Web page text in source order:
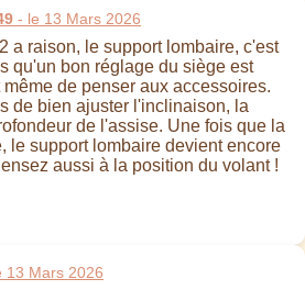
- le 13 Mars 2026
a raison, le support lombaire, c'est
qu'un bon réglage du siège est
de penser aux accessoires.
de bien ajuster l'inclinaison, la
de l'assise. Une fois que la
le support lombaire devient encore
aussi à la position du volant !
13 Mars 2026